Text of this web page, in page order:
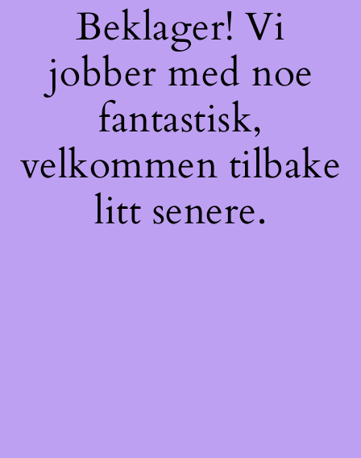
Beklager! Vi
jobber med noe
fantastisk,
velkommen tilbake
litt senere.